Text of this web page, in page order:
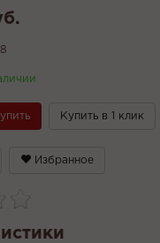
Купить в 1 клик
Избранное